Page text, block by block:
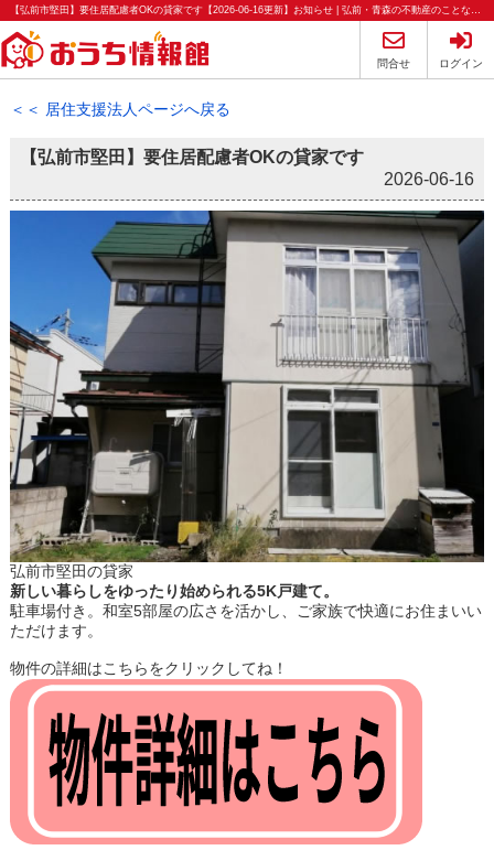
【弘前市堅田】要住居配慮者OKの貸家です【2026-06-16更新】お知らせ | 弘前・青森の不動産のことならおうち情報館
問合せ ログイン
＜＜ 居住支援法人ページへ戻る
【弘前市堅田】要住居配慮者OKの貸家です
2026-06-16
弘前市堅田の貸家
新しい暮らしをゆったり始められる5K戸建て。
駐車場付き。和室5部屋の広さを活かし、ご家族で快適にお住まいい
ただけます。
物件の詳細はこちらをクリックしてね！